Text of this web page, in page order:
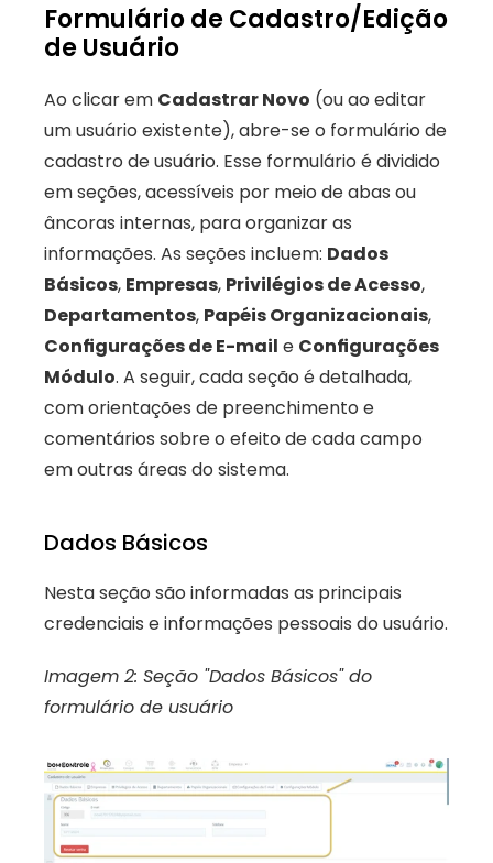
Formulário de Cadastro/Edição
de Usuário
Ao clicar em Cadastrar Novo (ou ao editar
um usuário existente), abre-se o formulário de
cadastro de usuário. Esse formulário é dividido
em seções, acessíveis por meio de abas ou
âncoras internas, para organizar as
informações. As seções incluem: Dados
Básicos, Empresas, Privilégios de Acesso
Departamentos, Papéis Organizacionais
Configurações de E-mail e Configurações
Módulo. A seguir, cada seção é detalhada,
com orientações de preenchimento e
comentários sobre o efeito de cada campo
em outras áreas do sistema.
Dados Básicos
Nesta seção são informadas as principais
credenciais e informações pessoais do usuário.
Imagem 2: Seção "Dados Básicos" do
formulário de usuário